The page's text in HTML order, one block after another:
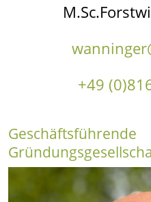
+49
Geschäftsführende